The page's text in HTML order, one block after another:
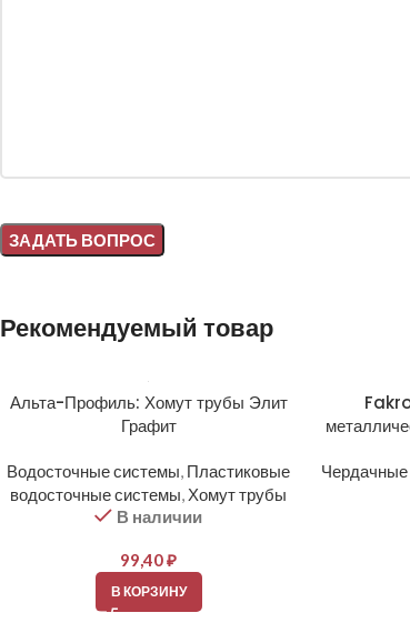
Рекомендуемый товар
Альта-Профиль: Хомут трубы Элит
Графит
Водосточные системы, Пластиковые
водосточные системы, Хомут трубы
В наличии
99,40₽
В КОРЗИНУ